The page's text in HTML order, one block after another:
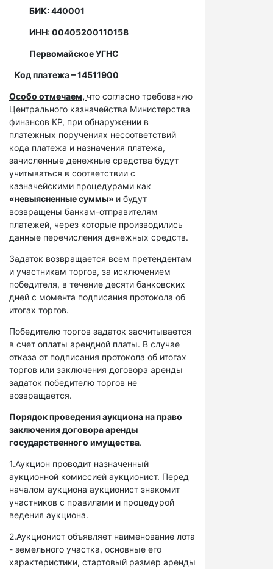
БИК: 440001
ИНН: 00405200110158
Первомайское УГНС
Код платежа – 14511900
Особо отмечаем, что согласно требованию
Центрального казначейства Министерства
финансов КР, при обнаружении в
платежных поручениях несоответствий
кода платежа и назначения платежа,
зачисленные денежные средства будут
учитываться в соответствии с
казначейскими процедурами как
«невыясненные суммы» и будут
возвращены банкам-отправителям
платежей, через которые производились
данные перечисления денежных средств.
Задаток возвращается всем претендентам
и участникам торгов, за исключением
победителя, в течение десяти банковских
дней с момента подписания протокола об
итогах торгов.
Победителю торгов задаток засчитывается
в счет оплаты арендной платы. В случае
отказа от подписания протокола об итогах
торгов или заключения договора аренды
задаток победителю торгов не
возвращается.
Порядок проведения аукциона на право
заключения договора аренды
государственного имущества.
1.Аукцион проводит назначенный
аукционной комиссией аукционист. Перед
началом аукциона аукционист знакомит
участников с правилами и процедурой
ведения аукциона.
2.Аукционист объявляет наименование лота
- земельного участка, основные его
характеристики, стартовый размер аренды